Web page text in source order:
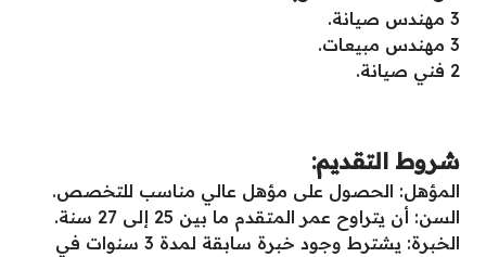
3 مهندس صيانة.
3 مهندس مبيعات.
2 فني صيانة.
شروط التقديم:
المؤهل: الحصول على مؤهل عالي مناسب للتخصص.
السن: أن يتراوح عمر المتقدم ما بين 25 إلى 27 سنة.
الخبرة: يشترط وجود خبرة سابقة لمدة 3 سنوات في